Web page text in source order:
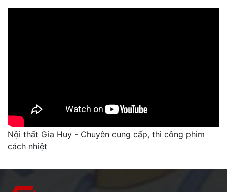
Nội thất Gia Huy - Chuyên cung cấp, thi công phim
cách nhiệt